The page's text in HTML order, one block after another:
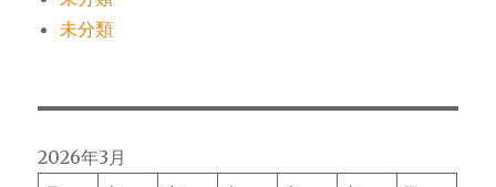
未分類
2026年3月